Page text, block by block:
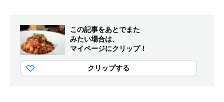
この記事をあとでまた
みたい場合は、
マイページにクリップ！
クリップする